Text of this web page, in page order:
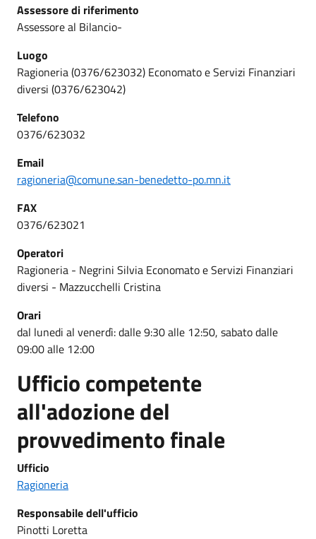
Assessore di riferimento
Assessore al Bilancio-
Luogo
Ragioneria (0376/623032) Economato e Servizi Finanziari
diversi (0376/623042)
Telefono
0376/623032
Email
ragioneria@comune.san-benedetto-po.mn.it
FAX
0376/623021
Operatori
Ragioneria - Negrini Silvia Economato e Servizi Finanziari
diversi - Mazzucchelli Cristina
Orari
dal lunedi al venerdì: dalle 9:30 alle 12:50, sabato dalle
09:00 alle 12:00
Ufficio competente
all'adozione del
provvedimento finale
Ufficio
Ragioneria
Responsabile dell'ufficio
Pinotti Loretta